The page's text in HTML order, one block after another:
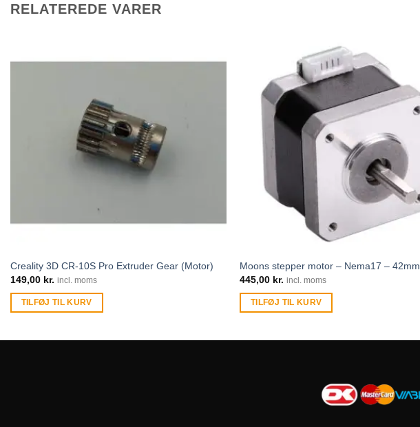
RELATEREDE VARER
Creality 3D CR-10S Pro Extruder Gear (Motor)
149,00 kr. incl. moms
TILFØJ TIL KURV
Moons stepper motor – Nema17 – 42mm
445,00 kr. incl. moms
TILFØJ TIL KURV